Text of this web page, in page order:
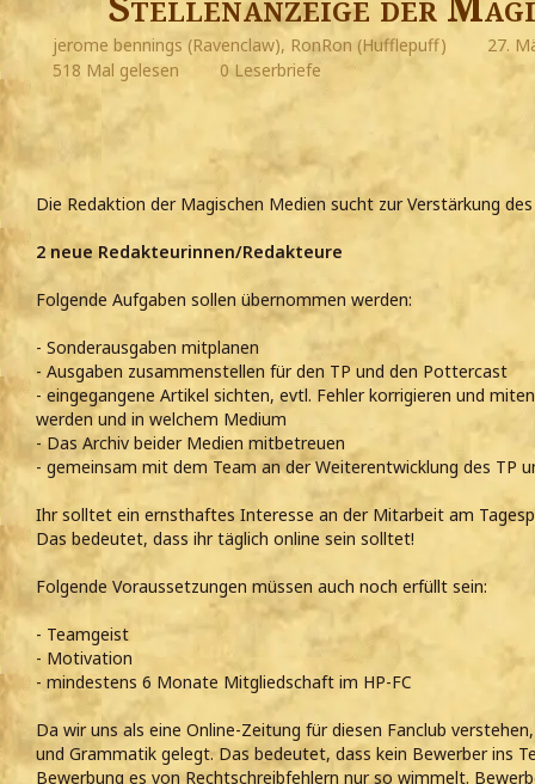
jerome bennings (Ravenclaw), RonRon (Hufflepuff)
27.
518 Mal gelesen
0 Leserbriefe
Die Redaktion der Magischen Medien sucht zur Verstärkung
2 neue Redakteurinnen/Redakteure
Folgende Aufgaben sollen übernommen werden:
- Sonderausgaben mitplanen
- Ausgaben zusammenstellen für den TP und den Pottercast
- eingegangene Artikel sichten, evtl. Fehler korrigieren und
werden und in welchem Medium
- Das Archiv beider Medien mitbetreuen
- gemeinsam mit dem Team an der Weiterentwicklung des TP
Ihr solltet ein ernsthaftes Interesse an der Mitarbeit am
Das bedeutet, dass ihr täglich online sein solltet!
Folgende Voraussetzungen müssen auch noch erfüllt sein:
- Teamgeist
- Motivation
- mindestens 6 Monate Mitgliedschaft im HP-FC
Da wir uns als eine Online-Zeitung für diesen Fanclub
und Grammatik gelegt. Das bedeutet, dass kein Bewerber ins
Bewerbung es von Rechtschreibfehlern nur so wimmelt.